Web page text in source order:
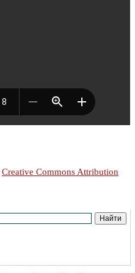
Creative Commons Attribution